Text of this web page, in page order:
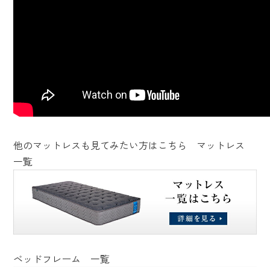
他のマットレスも見てみたい方はこちら マットレス
一覧
ベッドフレーム 一覧